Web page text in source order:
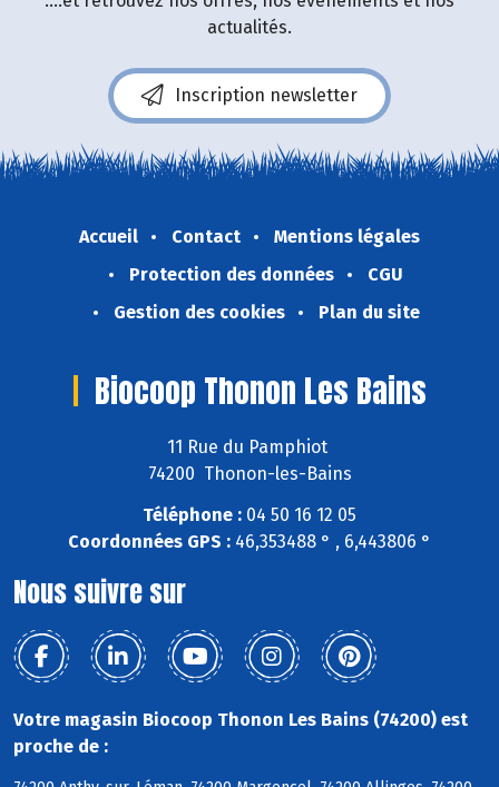
actualités.
Inscription newsletter
Accueil Contact
Mentions légales
Protection des données
CGU
Gestion des cookies
Plan du site
Biocoop Thonon Les Bains
11 Rue du Pamphiot
74200 Thonon-les-Bains
Téléphone : 04 50 16 12 05
Coordonnées GPS : 46,353488 ° , 6,443806 °
Nous suivre sur
Votre magasin Biocoop Thonon Les Bains (74200) est
proche de :